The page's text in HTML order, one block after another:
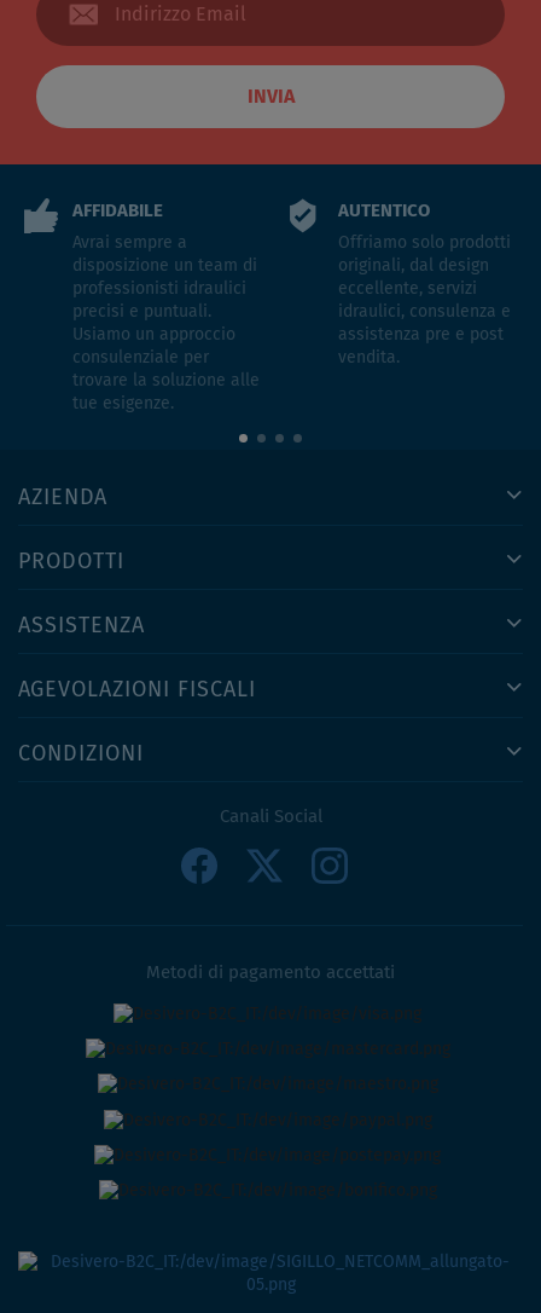
INVIA
AFFIDABILE
Avrai sempre a
disposizione un team di
professionisti idraulici
precisi e puntuali.
Usiamo un approccio
consulenziale per
trovare la soluzione alle
tue esigenze.
AUTENTICO
Offriamo solo prodotti
originali, dal design
eccellente, servizi
idraulici, consulenza e
assistenza pre e post
vendita.
AZIENDA
PRODOTTI
ASSISTENZA
AGEVOLAZIONI FISCALI
CONDIZIONI
Canali Social
Metodi di pagamento accettati